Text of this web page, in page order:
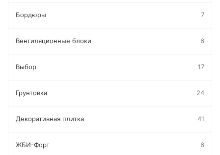
Бордюры 7
Вентиляционные блоки 6
Выбор 17
Грунтовка 24
Декоративная плитка 41
ЖБИ-Форт 6